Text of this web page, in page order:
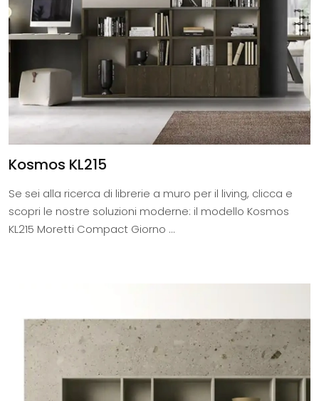
Kosmos KL215
Se sei alla ricerca di librerie a muro per il living, clicca e
scopri le nostre soluzioni moderne: il modello Kosmos
KL215 Moretti Compact Giorno ...